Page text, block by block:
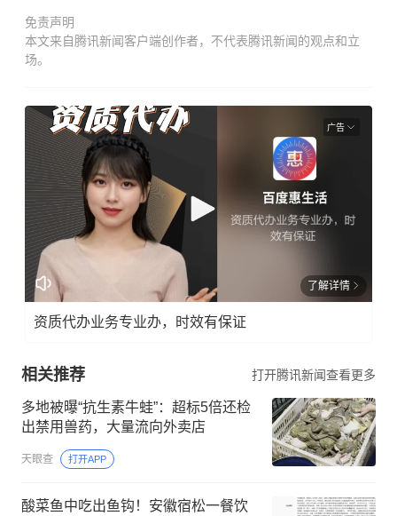
免责声明
本文来自腾讯新闻客户端创作者，不代表腾讯新闻的观点和立
场。
广告
了解详情
资质代办业务专业办，时效有保证
相关推荐 打开腾讯新闻查看更多
多地被曝“抗生素牛蛙”：超标5倍还检
出禁用兽药，大量流向外卖店
天眼查 打开APP
酸菜鱼中吃出鱼钩！安徽宿松一餐饮